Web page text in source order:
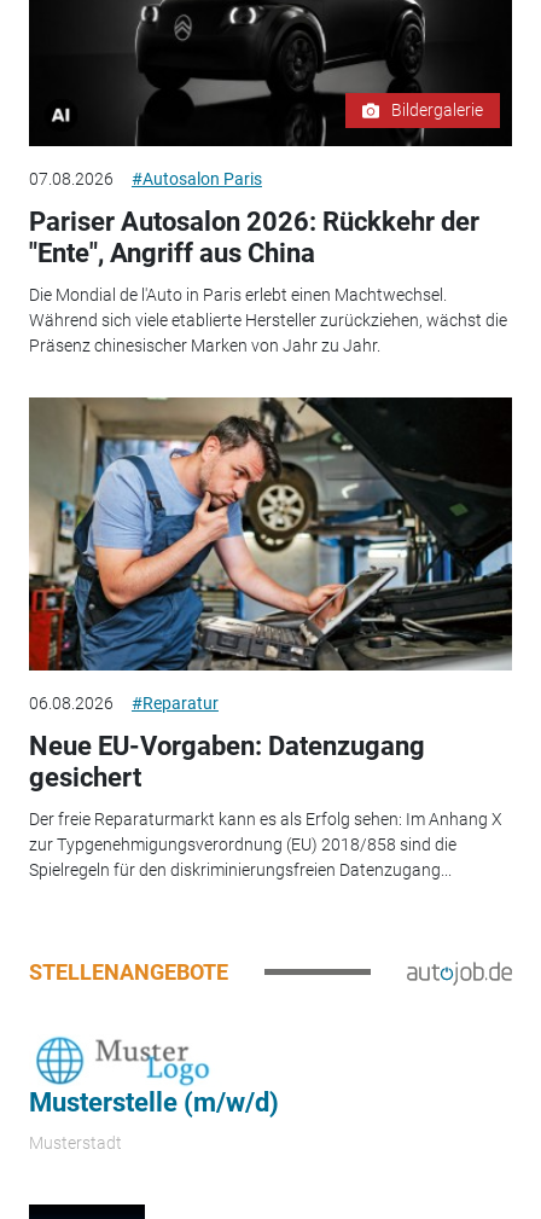
Bildergalerie
07.08.2026 #Autosalon Paris
Pariser Autosalon 2026: Rückkehr der
"Ente", Angriff aus China
Die Mondial de l'Auto in Paris erlebt einen Machtwechsel.
Während sich viele etablierte Hersteller zurückziehen, wächst die
Präsenz chinesischer Marken von Jahr zu Jahr.
06.08.2026 #Reparatur
Neue EU-Vorgaben: Datenzugang
gesichert
Der freie Reparaturmarkt kann es als Erfolg sehen: Im Anhang X
zur Typgenehmigungsverordnung (EU) 2018/858 sind die
Spielregeln für den diskriminierungsfreien Datenzugang...
STELLENANGEBOTE
Musterstelle (m/w/d)
Musterstadt